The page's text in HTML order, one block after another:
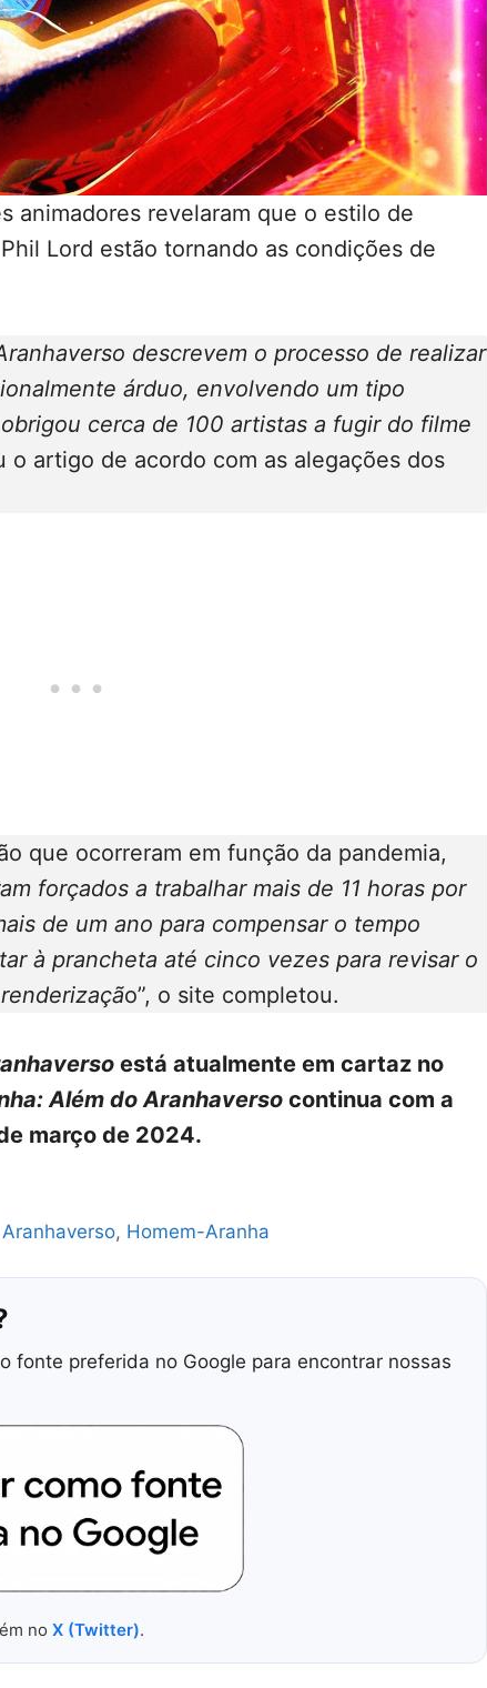
animadores revelaram que o estilo de
Lord estão tornando as condições de
descrevem o processo de realizar
árduo, envolvendo um tipo
cerca de 100 artistas a fugir do filme
o artigo de acordo com as alegações dos
que ocorreram em função da pandemia,
forçados a trabalhar mais de 11 horas por
de um ano para compensar o tempo
à prancheta até cinco vezes para revisar o
o”, o site completou.
está atualmente em cartaz no
Além do Aranhaverso continua com a
março de 2024.
, Homem-Aranha
fonte preferida no Google para encontrar nossas
no X (Twitter).